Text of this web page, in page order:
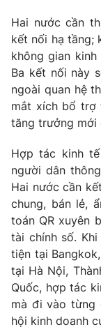
Hai nước cần
kết nối hạ tầng;
không gian
Ba kết nối này
ngoài quan hệ
mắt xích bổ trợ
tăng trưởng mới
Hợp tác kinh
người dân
Hai nước cần
chung, bán lẻ,
toán QR xuyên
tài chính số.
tiện tại
tại Hà Nội,
Quốc, hợp tác
mà đi vào từng
hội kinh doanh